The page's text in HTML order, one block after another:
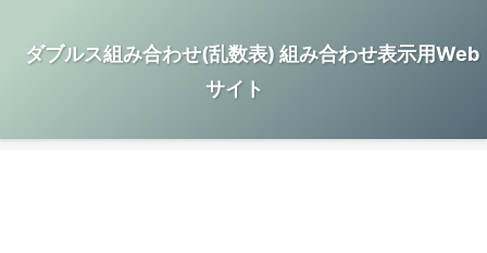
ダブルス組み合わせ(乱数表) 組み合わせ表示用Web
サイト